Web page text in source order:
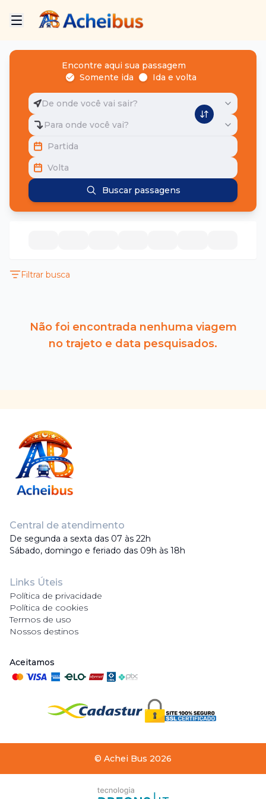
Encontre aqui sua passagem
Somente ida
Ida e volta
De onde você vai sair?
Para onde você vai?
Partida
Volta
Buscar passagens
Filtrar busca
Não foi encontrada nenhuma viagem
no trajeto e data pesquisados.
Central de atendimento
De segunda a sexta das 07 às 22h
Sábado, domingo e feriado das 09h às 18h
Links Úteis
Política de privacidade
Política de cookies
Termos de uso
Nossos destinos
Aceitamos
© Achei Bus 2026